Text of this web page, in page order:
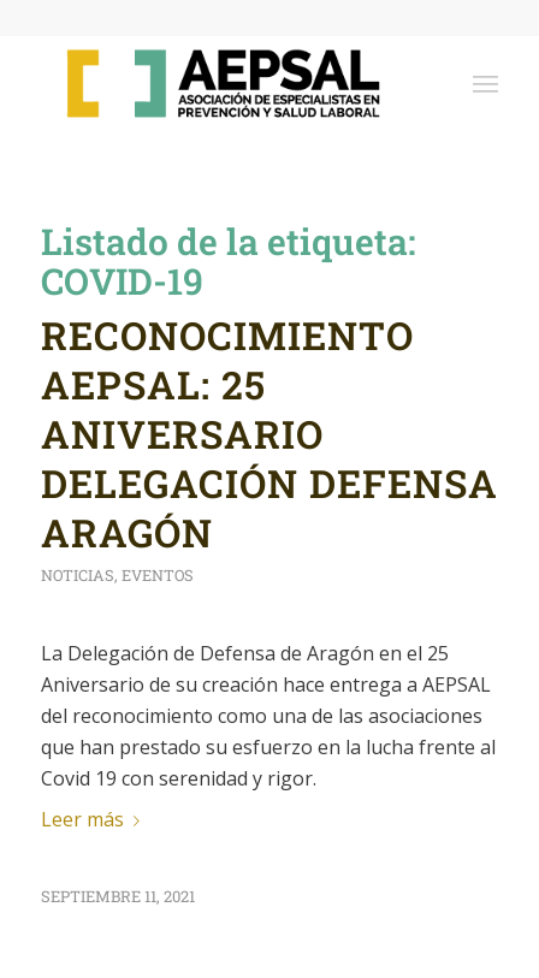
Listado de la etiqueta:
COVID-19
RECONOCIMIENTO
AEPSAL: 25
ANIVERSARIO
DELEGACIÓN DEFENSA
ARAGÓN
NOTICIAS, EVENTOS
La Delegación de Defensa de Aragón en el 25
Aniversario de su creación hace entrega a AEPSAL
del reconocimiento como una de las asociaciones
que han prestado su esfuerzo en la lucha frente al
Covid 19 con serenidad y rigor.
Leer más
SEPTIEMBRE 11, 2021